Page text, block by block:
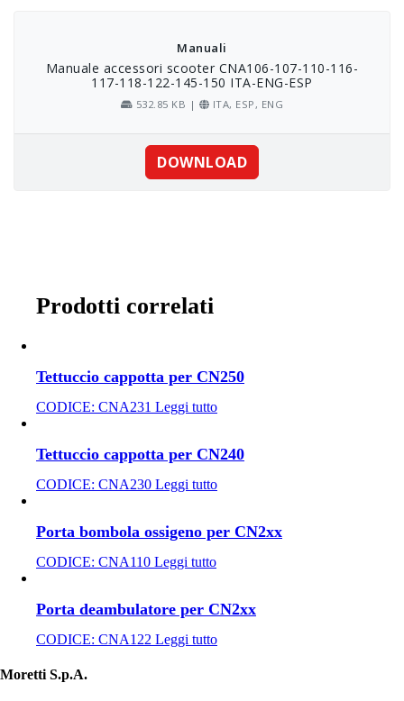
Prodotti correlati
Tettuccio cappotta per CN250
CODICE: CNA231 Leggi tutto
Tettuccio cappotta per CN240
CODICE: CNA230 Leggi tutto
Porta bombola ossigeno per CN2xx
CODICE: CNA110 Leggi tutto
Porta deambulatore per CN2xx
CODICE: CNA122 Leggi tutto
Moretti S.p.A.